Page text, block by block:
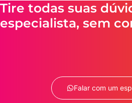
Tire todas suas
especialista, sem
Falar com um